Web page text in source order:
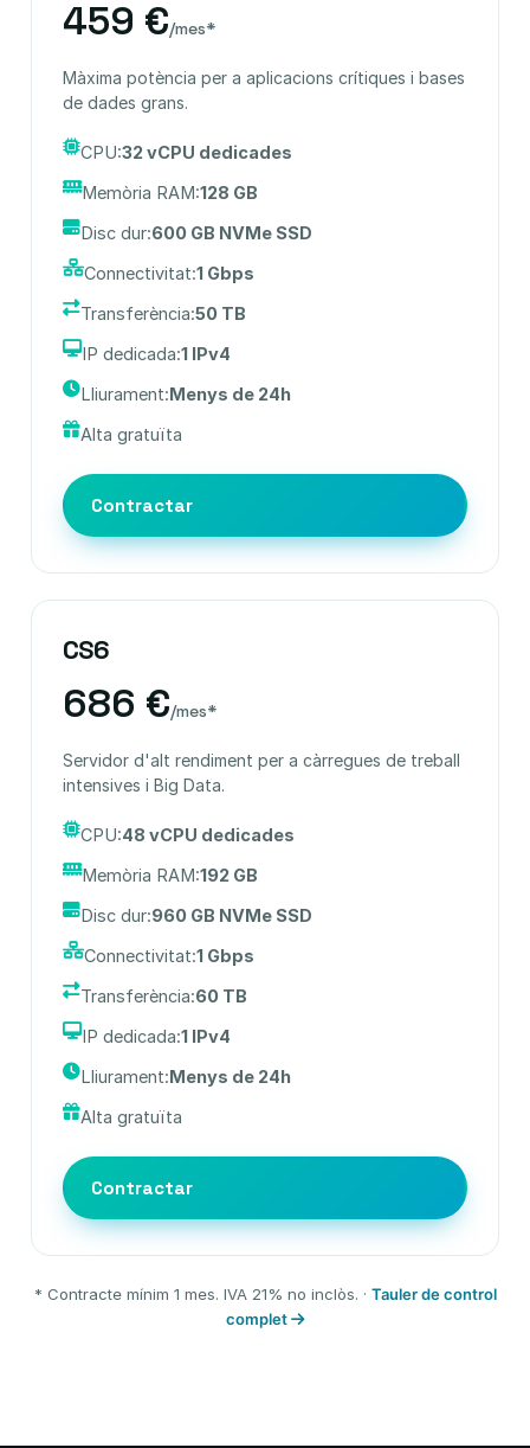
459 €/mes*
Màxima potència per a aplicacions crítiques i bases
de dades grans.
CPU:32 vCPU dedicades
Memòria RAM:128 GB
Disc dur:600 GB NVMe SSD
Connectivitat:1 Gbps
Transferència:50 TB
IP dedicada:1 IPv4
Lliurament:Menys de 24h
Alta gratuïta
Contractar
CS6
686 €/mes*
Servidor d'alt rendiment per a càrregues de treball
intensives i Big Data.
CPU:48 vCPU dedicades
Memòria RAM:192 GB
Disc dur:960 GB NVMe SSD
Connectivitat:1 Gbps
Transferència:60 TB
IP dedicada:1 IPv4
Lliurament:Menys de 24h
Alta gratuïta
Contractar
* Contracte mínim 1 mes. IVA 21% no inclòs. · Tauler de control
complet